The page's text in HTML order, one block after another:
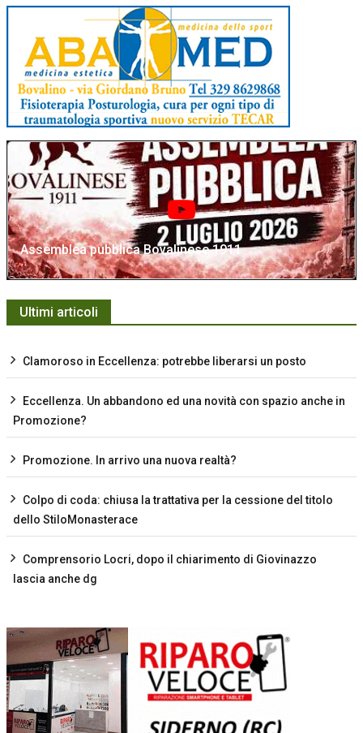
Assemblea pubblica Bovalinese 1911
Ultimi articoli
Clamoroso in Eccellenza: potrebbe liberarsi un posto
Eccellenza. Un abbandono ed una novità con spazio anche in
Promozione?
Promozione. In arrivo una nuova realtà?
Colpo di coda: chiusa la trattativa per la cessione del titolo
dello StiloMonasterace
Comprensorio Locri, dopo il chiarimento di Giovinazzo
lascia anche dg